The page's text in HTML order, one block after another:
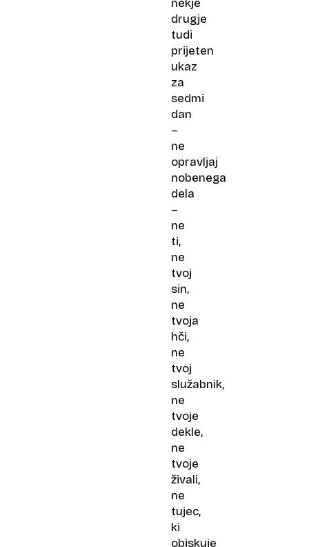
nekje
drugje
tudi
prijeten
ukaz
za
sedmi
dan
–
ne
opravljaj
nobenega
dela
–
ne
ti,
ne
tvoj
sin,
ne
tvoja
hči,
ne
tvoj
služabnik,
ne
tvoje
dekle,
ne
tvoje
živali,
ne
tujec,
ki
obiskuje